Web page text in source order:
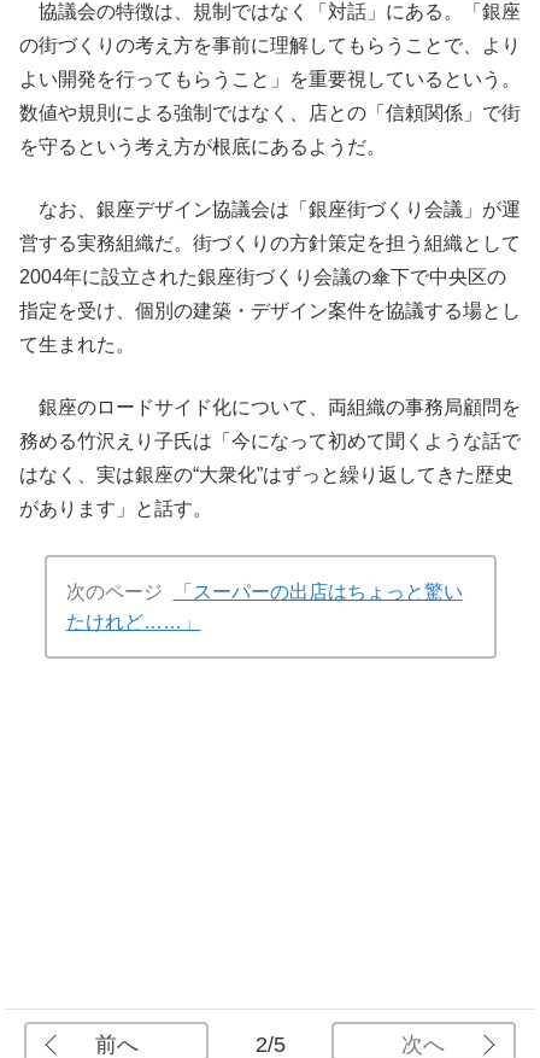
協議会の特徴は、規制ではなく「対話」にある。「銀座
の街づくりの考え方を事前に理解してもらうことで、より
よい開発を行ってもらうこと」を重要視しているという。
数値や規則による強制ではなく、店との「信頼関係」で街
を守るという考え方が根底にあるようだ。
なお、銀座デザイン協議会は「銀座街づくり会議」が運
営する実務組織だ。街づくりの方針策定を担う組織として
2004年に設立された銀座街づくり会議の傘下で中央区の
指定を受け、個別の建築・デザイン案件を協議する場とし
て生まれた。
銀座のロードサイド化について、両組織の事務局顧問を
務める竹沢えり子氏は「今になって初めて聞くような話で
はなく、実は銀座の“大衆化”はずっと繰り返してきた歴史
があります」と話す。
次のページ
「スーパーの出店はちょっと驚い
たけれど……」
前へ 2/5 次へ